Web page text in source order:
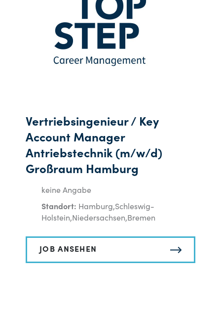
Vertriebsingenieur / Key
Account Manager
Antriebstechnik (m/w/d)
Großraum Hamburg
keine Angabe
Standort: Hamburg,Schleswig-
Holstein,Niedersachsen,Bremen
JOB ANSEHEN